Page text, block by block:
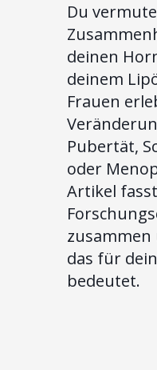
Du
deinen
deinem
Frauen
Pubertät,
oder
Artikel
zusammen
das für
bedeutet.